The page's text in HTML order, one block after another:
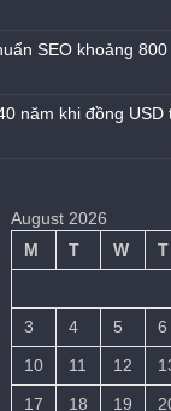
SEO khoảng
năm khi đồng
August 2026
M
T W T
3
4 5 6
10
11 12
17
18 19